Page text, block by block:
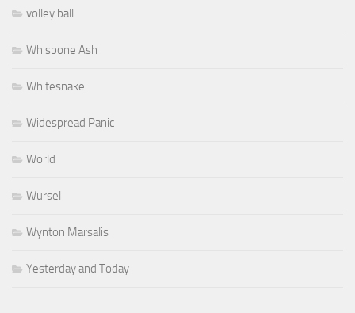
volley ball
Whisbone Ash
Whitesnake
Widespread Panic
World
Wursel
Wynton Marsalis
Yesterday and Today